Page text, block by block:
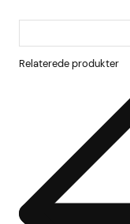
Relaterede produkter